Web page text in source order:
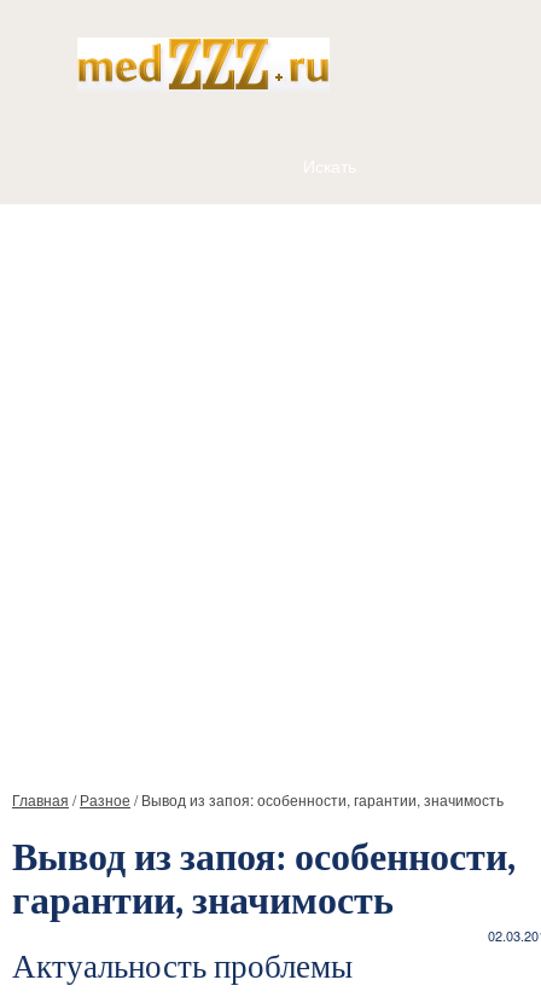
Главная /Разное /Вывод из запоя: особенности, гарантии, значимость
Вывод из запоя: особенности,
гарантии, значимость
Актуальность проблемы